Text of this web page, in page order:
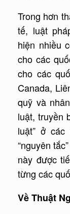
Trong hơn
tế, luật
hiện nhiều
cho các
cho các
Canada,
quỹ và
luật, truyền
luật” ở
“nguyên
này được
từng các
Về Thuật